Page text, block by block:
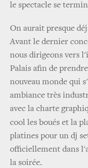
le spectacle se
On aurait presque
Avant le dernier
nous dirigeons vers
Palais afin de
nouveau monde qui
ambiance très
avec la charte
cool les boués et la
platines pour un dj
officiellement dans
la soirée.